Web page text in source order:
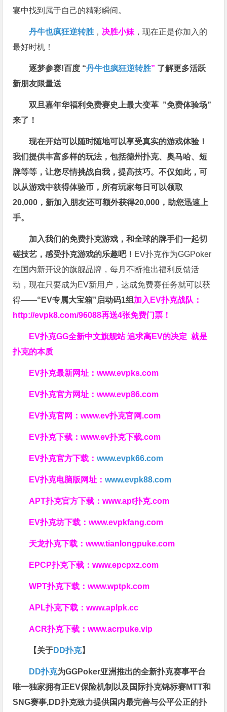
宴中找到属于自己的精彩瞬间。
丹牛也疯狂逆转胜 ， 决胜小妹 ，现在正是你加入的
最好时机！
逐梦参赛!百度 “丹牛也疯狂逆转胜” 了解更多活跃
新朋友限量送
双旦嘉年华福利免费赛史上最大变革 ”免费体验场”
来了！
现在开始可以随时随地可以享受真实的游戏体验！
我们提供丰富多样的玩法，包括德州扑克、奥马哈、短
牌等等，让您尽情挑战自我，提高技巧。不仅如此，可
以从游戏中获得体验币，所有玩家每日可以领取
20,000，新加入朋友还可额外获得20,000，助您迅速上
手。
加入我们的免费扑克游戏，和全球的牌手们一起切
磋技艺，感受扑克游戏的乐趣吧！ EV扑克作为GGPoker
在国内新开设的旗舰品牌，每月不断推出福利反馈活
动，现在只要成为EV新用户，达成免费赛任务就可以获
得——“EV专属大宝箱”启动码1组 加入EV扑克战队：
http://evpk8.com/96088再送4张免费门票！
EV扑克GG全新中文旗舰站追求高EV的决定就是
扑克的本质
EV扑克最新网址：www.evpks.com
EV扑克官方网址：www.evp86.com
EV扑克官网：www.ev扑克官网.com
EV扑克下载：www.ev扑克下载.com
EV扑克官方下载：www.evpk66.com
EV扑克电脑版网址：www.evpk88.com
APT扑克官方下载：www.apt扑克.com
EV扑克坊下载：www.evpkfang.com
天龙扑克下载：www.tianlongpuke.com
EPCP扑克下载：www.epcpxz.com
WPT扑克下载：www.wptpk.com
APL扑克下载：www.aplpk.cc
ACR扑克下载：www.acrpuke.vip
【关于DD扑克】
DD扑克为GGPoker亚洲推出的全新扑克赛事平台
唯一独家拥有正EV保险机制以及国际扑克锦标赛MTT和
SNG赛事,DD扑克致力提供国内最完善与公平公正的扑